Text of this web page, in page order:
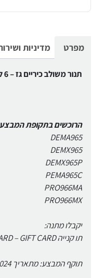
מפרט מדיניות
תנור משולב כיריים גז – 6 להבות Delonghi דגם PRO966MX-IL נירוסטה
הרוכשים בתקופת המבצע תנורים רוחב 90
DEMA965
DEMX965
DEMX965P
PEMA965C
PRO966MA
PRO966MX
יקבלו מתנה:
תו קנייה DREAM CARD – GIFT CARDבשווי כולל של 1,000 ₪.
תוקף המבצע: מתאריך 2.6.2024 ועד לתאריך 30.6.2024 או עד גמר המלאי.